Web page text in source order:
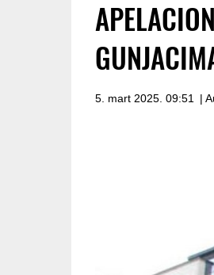
5. mart 2025. 09:51 |